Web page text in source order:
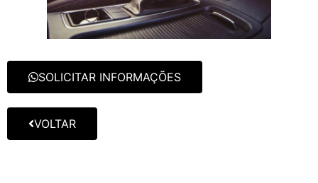
SOLICITAR INFORMAÇÕES
VOLTAR